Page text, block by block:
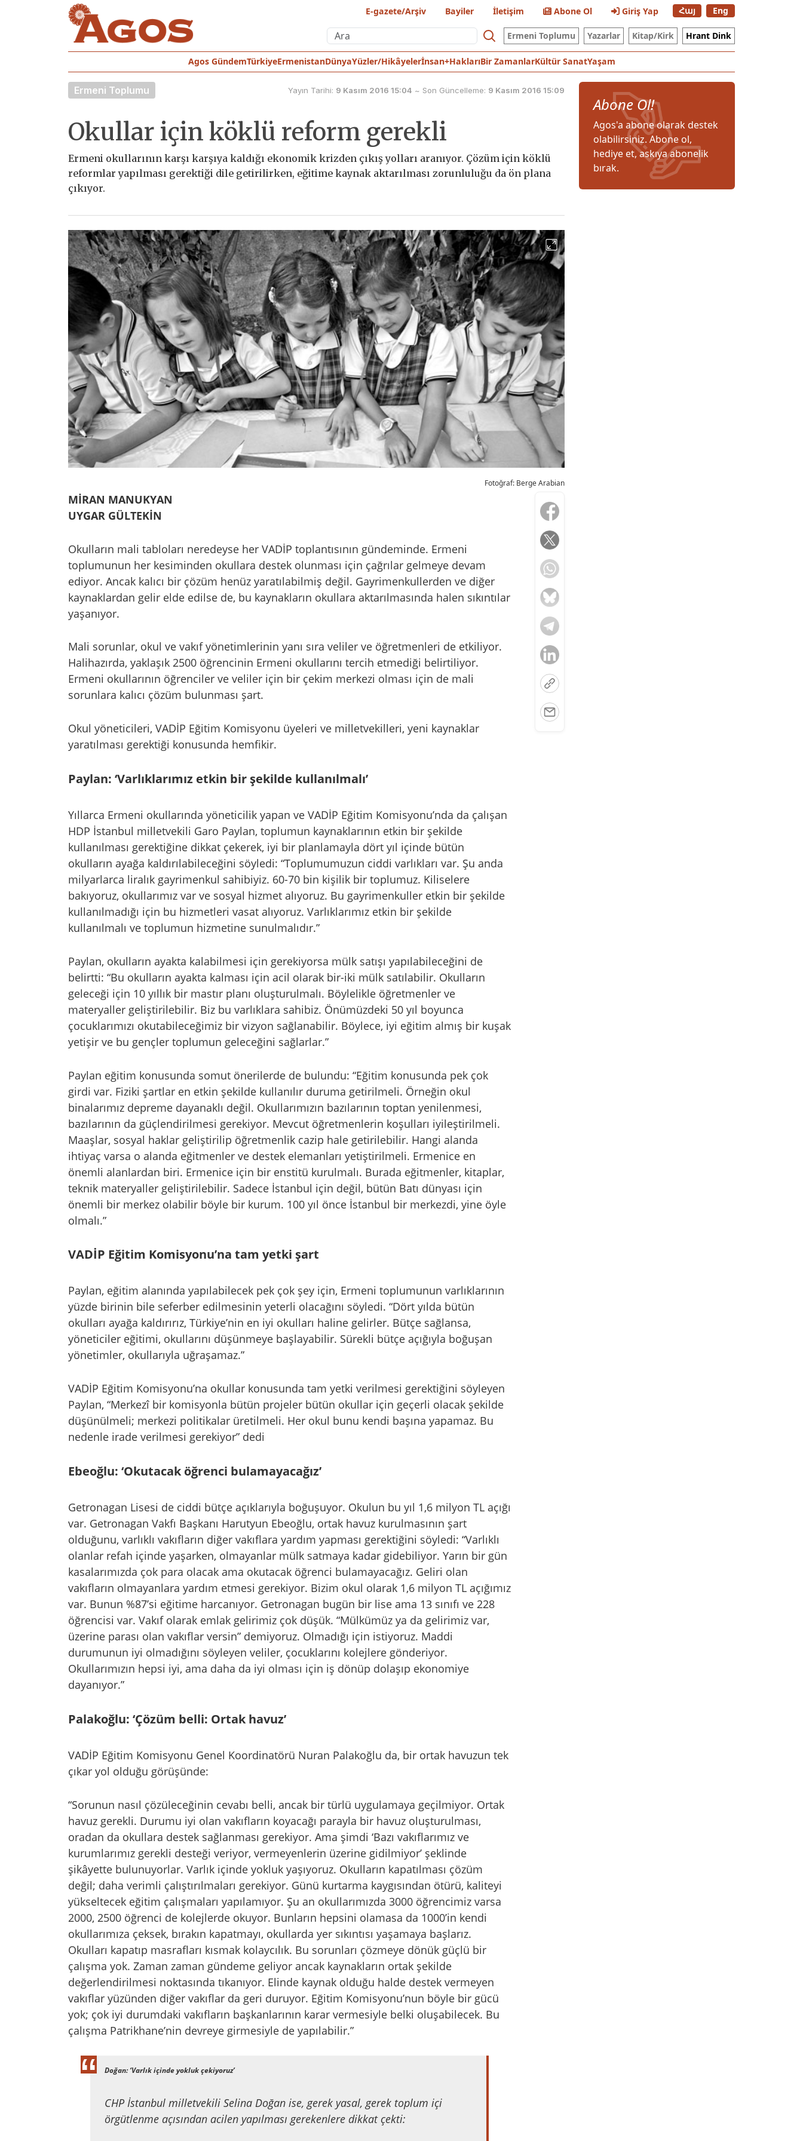
E-gazete/Arşiv Bayiler İletişim Abone Ol Giriş Yap Հայ Eng
Ermeni Toplumu Yazarlar Kitap/Kirk Hrant Dink
Agos GündemTürkiyeErmenistanDünyaYüzler/Hikâyelerİnsan+HaklarıBir ZamanlarKültür SanatYaşam
Ermeni Toplumu Yayın Tarihi: 9 Kasım 2016 15:04 ~ Son Güncelleme: 9 Kasım 2016 15:09
Okullar için köklü reform gerekli
Ermeni okullarının karşı karşıya kaldığı ekonomik krizden çıkış yolları aranıyor. Çözüm için köklü
reformlar yapılması gerektiği dile getirilirken, eğitime kaynak aktarılması zorunluluğu da ön plana
çıkıyor.
Fotoğraf: Berge Arabian
MİRAN MANUKYAN
UYGAR GÜLTEKİN
Okulların mali tabloları neredeyse her VADİP toplantısının gündeminde. Ermeni
toplumunun her kesiminden okullara destek olunması için çağrılar gelmeye devam
ediyor. Ancak kalıcı bir çözüm henüz yaratılabilmiş değil. Gayrimenkullerden ve diğer
kaynaklardan gelir elde edilse de, bu kaynakların okullara aktarılmasında halen sıkıntılar
yaşanıyor.
Mali sorunlar, okul ve vakıf yönetimlerinin yanı sıra veliler ve öğretmenleri de etkiliyor.
Halihazırda, yaklaşık 2500 öğrencinin Ermeni okullarını tercih etmediği belirtiliyor.
Ermeni okullarının öğrenciler ve veliler için bir çekim merkezi olması için de mali
sorunlara kalıcı çözüm bulunması şart.
Okul yöneticileri, VADİP Eğitim Komisyonu üyeleri ve milletvekilleri, yeni kaynaklar
yaratılması gerektiği konusunda hemfikir.
Paylan: ‘Varlıklarımız etkin bir şekilde kullanılmalı’
Yıllarca Ermeni okullarında yöneticilik yapan ve VADİP Eğitim Komisyonu’nda da çalışan
HDP İstanbul milletvekili Garo Paylan, toplumun kaynaklarının etkin bir şekilde
kullanılması gerektiğine dikkat çekerek, iyi bir planlamayla dört yıl içinde bütün
okulların ayağa kaldırılabileceğini söyledi: “Toplumumuzun ciddi varlıkları var. Şu anda
milyarlarca liralık gayrimenkul sahibiyiz. 60-70 bin kişilik bir toplumuz. Kiliselere
bakıyoruz, okullarımız var ve sosyal hizmet alıyoruz. Bu gayrimenkuller etkin bir şekilde
kullanılmadığı için bu hizmetleri vasat alıyoruz. Varlıklarımız etkin bir şekilde
kullanılmalı ve toplumun hizmetine sunulmalıdır.”
Paylan, okulların ayakta kalabilmesi için gerekiyorsa mülk satışı yapılabileceğini de
belirtti: “Bu okulların ayakta kalması için acil olarak bir-iki mülk satılabilir. Okulların
geleceği için 10 yıllık bir mastır planı oluşturulmalı. Böylelikle öğretmenler ve
materyaller geliştirilebilir. Biz bu varlıklara sahibiz. Önümüzdeki 50 yıl boyunca
çocuklarımızı okutabileceğimiz bir vizyon sağlanabilir. Böylece, iyi eğitim almış bir kuşak
yetişir ve bu gençler toplumun geleceğini sağlarlar.”
Paylan eğitim konusunda somut önerilerde de bulundu: “Eğitim konusunda pek çok
girdi var. Fiziki şartlar en etkin şekilde kullanılır duruma getirilmeli. Örneğin okul
binalarımız depreme dayanaklı değil. Okullarımızın bazılarının toptan yenilenmesi,
bazılarının da güçlendirilmesi gerekiyor. Mevcut öğretmenlerin koşulları iyileştirilmeli.
Maaşlar, sosyal haklar geliştirilip öğretmenlik cazip hale getirilebilir. Hangi alanda
ihtiyaç varsa o alanda eğitmenler ve destek elemanları yetiştirilmeli. Ermenice en
önemli alanlardan biri. Ermenice için bir enstitü kurulmalı. Burada eğitmenler, kitaplar,
teknik materyaller geliştirilebilir. Sadece İstanbul için değil, bütün Batı dünyası için
önemli bir merkez olabilir böyle bir kurum. 100 yıl önce İstanbul bir merkezdi, yine öyle
olmalı.”
VADİP Eğitim Komisyonu’na tam yetki şart
Paylan, eğitim alanında yapılabilecek pek çok şey için, Ermeni toplumunun varlıklarının
yüzde birinin bile seferber edilmesinin yeterli olacağını söyledi. “Dört yılda bütün
okulları ayağa kaldırırız, Türkiye’nin en iyi okulları haline gelirler. Bütçe sağlansa,
yöneticiler eğitimi, okullarını düşünmeye başlayabilir. Sürekli bütçe açığıyla boğuşan
yönetimler, okullarıyla uğraşamaz.”
VADİP Eğitim Komisyonu’na okullar konusunda tam yetki verilmesi gerektiğini söyleyen
Paylan, “Merkezî bir komisyonla bütün projeler bütün okullar için geçerli olacak şekilde
düşünülmeli; merkezi politikalar üretilmeli. Her okul bunu kendi başına yapamaz. Bu
nedenle irade verilmesi gerekiyor” dedi
Ebeoğlu: ‘Okutacak öğrenci bulamayacağız’
Getronagan Lisesi de ciddi bütçe açıklarıyla boğuşuyor. Okulun bu yıl 1,6 milyon TL açığı
var. Getronagan Vakfı Başkanı Harutyun Ebeoğlu, ortak havuz kurulmasının şart
olduğunu, varlıklı vakıfların diğer vakıflara yardım yapması gerektiğini söyledi: “Varlıklı
olanlar refah içinde yaşarken, olmayanlar mülk satmaya kadar gidebiliyor. Yarın bir gün
kasalarımızda çok para olacak ama okutacak öğrenci bulamayacağız. Geliri olan
vakıfların olmayanlara yardım etmesi gerekiyor. Bizim okul olarak 1,6 milyon TL açığımız
var. Bunun %87’si eğitime harcanıyor. Getronagan bugün bir lise ama 13 sınıfı ve 228
öğrencisi var. Vakıf olarak emlak gelirimiz çok düşük. “Mülkümüz ya da gelirimiz var,
üzerine parası olan vakıflar versin” demiyoruz. Olmadığı için istiyoruz. Maddi
durumunun iyi olmadığını söyleyen veliler, çocuklarını kolejlere gönderiyor.
Okullarımızın hepsi iyi, ama daha da iyi olması için iş dönüp dolaşıp ekonomiye
dayanıyor.”
Palakoğlu: ‘Çözüm belli: Ortak havuz’
VADİP Eğitim Komisyonu Genel Koordinatörü Nuran Palakoğlu da, bir ortak havuzun tek
çıkar yol olduğu görüşünde:
“Sorunun nasıl çözüleceğinin cevabı belli, ancak bir türlü uygulamaya geçilmiyor. Ortak
havuz gerekli. Durumu iyi olan vakıfların koyacağı parayla bir havuz oluşturulması,
oradan da okullara destek sağlanması gerekiyor. Ama şimdi ‘Bazı vakıflarımız ve
kurumlarımız gerekli desteği veriyor, vermeyenlerin üzerine gidilmiyor’ şeklinde
şikâyette bulunuyorlar. Varlık içinde yokluk yaşıyoruz. Okulların kapatılması çözüm
değil; daha verimli çalıştırılmaları gerekiyor. Günü kurtarma kaygısından ötürü, kaliteyi
yükseltecek eğitim çalışmaları yapılamıyor. Şu an okullarımızda 3000 öğrencimiz varsa
2000, 2500 öğrenci de kolejlerde okuyor. Bunların hepsini olamasa da 1000’in kendi
okullarımıza çeksek, bırakın kapatmayı, okullarda yer sıkıntısı yaşamaya başlarız.
Okulları kapatıp masrafları kısmak kolaycılık. Bu sorunları çözmeye dönük güçlü bir
çalışma yok. Zaman zaman gündeme geliyor ancak kaynakların ortak şekilde
değerlendirilmesi noktasında tıkanıyor. Elinde kaynak olduğu halde destek vermeyen
vakıflar yüzünden diğer vakıflar da geri duruyor. Eğitim Komisyonu’nun böyle bir gücü
yok; çok iyi durumdaki vakıfların başkanlarının karar vermesiyle belki oluşabilecek. Bu
çalışma Patrikhane’nin devreye girmesiyle de yapılabilir.”
Doğan: ‘Varlık içinde yokluk çekiyoruz’
CHP İstanbul milletvekili Selina Doğan ise, gerek yasal, gerek toplum içi
örgütlenme açısından acilen yapılması gerekenlere dikkat çekti:
Abone Ol!
Agos'a abone olarak destek
olabilirsiniz. Abone ol,
hediye et, askıya abonelik
bırak.